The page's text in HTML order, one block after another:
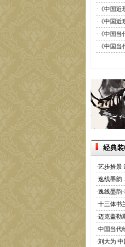
· 《中国
· 《中国
· 《中国
· 《中国
经典
·艺步拾景
·逸线墨韵
·逸线墨韵
·十三体书
·迈克盖勒
·中国当代
·刘大为 中